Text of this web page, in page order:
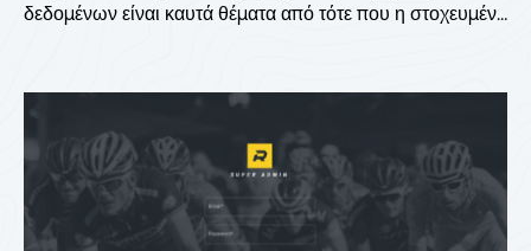
δεδομένων είναι καυτά θέματα από τότε που η στοχευμένη